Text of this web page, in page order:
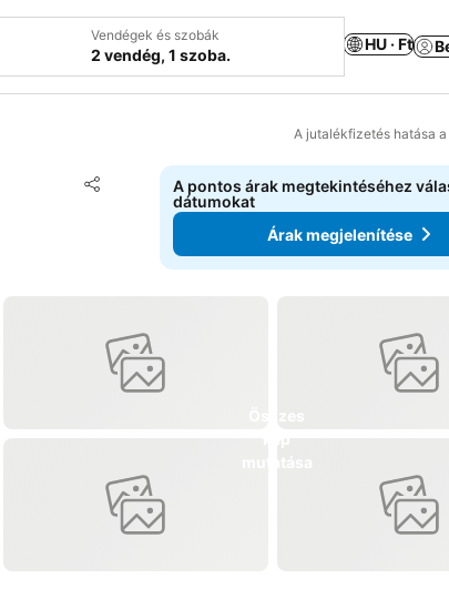
Vendégek és szobák
2 vendég, 1 szoba.
HU · Ft
A jutalékfizetés hatása
Megosztás
Hozzáadás a kedvencekhez
A pontos árak megtekintéséhez
dátumokat
Árak megjelenítése